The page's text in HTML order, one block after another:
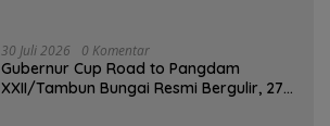
30 Juli 2026 0 Komentar
Gubernur Cup Road to Pangdam
XXII/Tambun Bungai Resmi Bergulir, 27